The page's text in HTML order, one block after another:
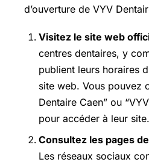
d’ouverture de VYV
Visitez le site web
centres dentaires, y
publient leurs horaires
site web. Vous pouvez
Dentaire Caen” ou
pour accéder à leur site.
Consultez les pages
Les réseaux sociaux